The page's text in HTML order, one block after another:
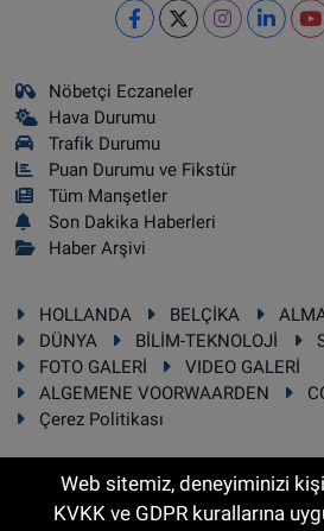
Nöbetçi Eczaneler
Hava Durumu
Trafik Durumu
Puan Durumu ve Fikstür
Tüm Manşetler
Son Dakika Haberleri
Haber Arşivi
HOLLANDA BELÇİKA
DÜNYA
BİLİM-TEKNOLOJİ
FOTO GALERİ
VIDEO GALERİ
ALGEMENE VOORWAARDEN
Çerez Politikası
Web sitemiz, deneyiminizi
KVKK ve GDPR kurallarına